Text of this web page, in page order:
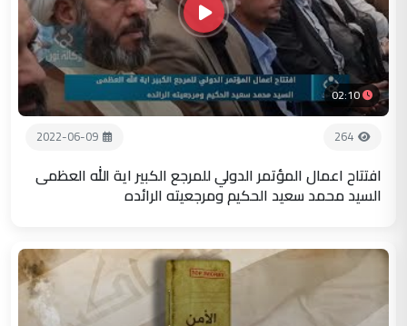
02:10
264
2022-06-09
افتتاح اعمال المؤتمر الدولي للمرجع الكبير اية الله العظمى
السيد محمد سعيد الحكيم ومرجعيته الرائده